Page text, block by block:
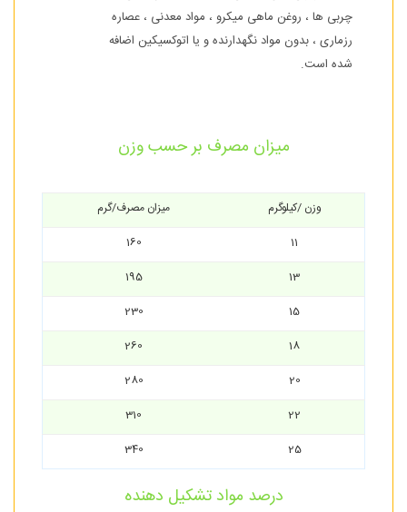
چربی ها ، روغن ماهی میکرو ، مواد معدنی ، عصاره
رزماری ، بدون مواد نگهدارنده و یا اتوکسیکین اضافه
شده است.
میزان مصرف بر حسب وزن
وزن /کیلوگرم
میزان مصرف/گرم
11
160
13
195
15
230
18
260
20
280
22
310
25
340
درصد مواد تشکیل دهنده